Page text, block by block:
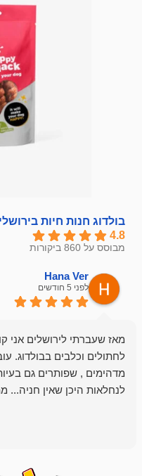
בולדוג חנות חיות
4.8
מבוסס על 860 ביקורות
Hana Ver
לפני 5 חודשים
מאז שעברתי לירושלים אני
לחתולים וכלבים בבולדוג.
מדהימים , שפותרים גם
לנחלאות היכן שאין חניה...